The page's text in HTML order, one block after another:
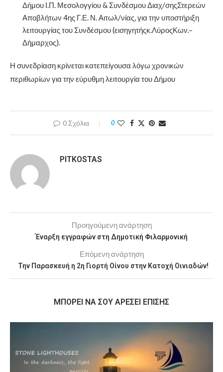
Δήμου Ι.Π. Μεσολογγίου & Συνδέσμου Διαχ/σηςΣτερεών
Αποβλήτων 4ης Γ.Ε. Ν. Αιτωλ/νίας, για την υποστήριξη
λειτουργίας του Συνδέσμου (εισηγητήςκ.ΛύροςΚων.–
Δήμαρχος).
Η συνεδρίαση κρίνεται κατεπείγουσα λόγω χρονικών
περιθωρίων για την εύρυθμη λειτουργία του Δήμου
0 Σχόλια 0
PITKOSTAS
Προηγούμενη ανάρτηση
Έναρξη εγγραφών στη Δημοτική Φιλαρμονική
Επόμενη ανάρτηση
Την Παρασκευή η 2η Γιορτή Οίνου στην Κατοχή Οινιαδών!
MΠΟΡΕΊ ΝΑ ΣΟΥ ΑΡΈΣΕΙ ΕΠΊΣΗΣ